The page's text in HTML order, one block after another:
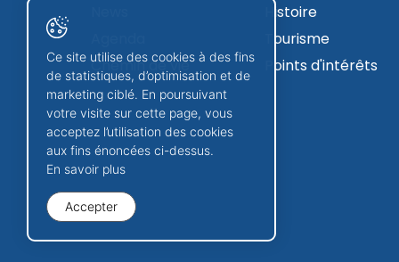
Chemin de vie
Histoire
Tourisme
Points d'intérêts
Ce site utilise des cookies à des fins
de statistiques, d’optimisation et de
marketing ciblé. En poursuivant
votre visite sur cette page, vous
acceptez l’utilisation des cookies
aux fins énoncées ci-dessus.
En savoir plus
Accepter